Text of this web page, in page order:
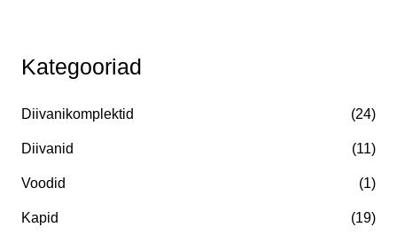
Kategooriad
Diivanikomplektid (24)
Diivanid (11)
Voodid (1)
Kapid (19)
i
m
s
i
t
i
: